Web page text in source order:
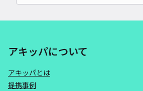
アキッパについて
アキッパとは
提携事例